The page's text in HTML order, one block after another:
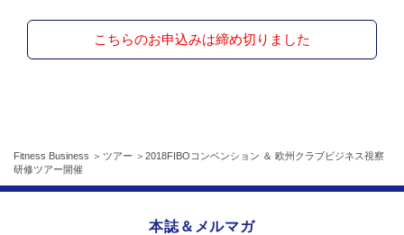
こちらのお申込みは締め切りました
Fitness Business ツアー
2018FIBOコンベンション ＆ 欧州クラブビジネス視察
研修ツアー開催
本誌＆メルマガ